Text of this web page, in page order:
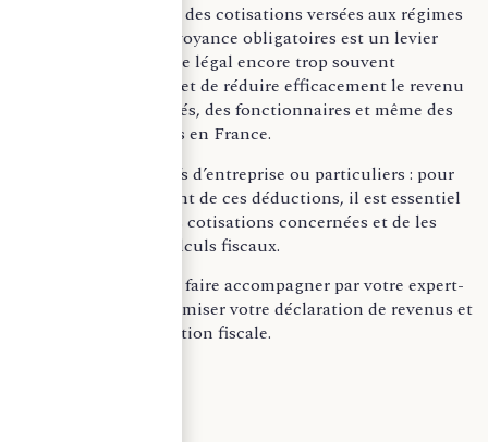
La déduction fiscale des cotisations versées aux régimes
de retraite et de prévoyance obligatoires est un levier
d’optimisation fiscale légal encore trop souvent
méconnu. Elle permet de réduire efficacement le revenu
imposable des salariés, des fonctionnaires et même des
travailleurs détachés en France.
Professionnels, chefs d’entreprise ou particuliers : pour
bénéficier pleinement de ces déductions, il est essentiel
de bien identifier les cotisations concernées et de les
intégrer dans vos calculs fiscaux.
N’hésitez pas à vous faire accompagner par votre expert-
comptable pour optimiser votre déclaration de revenus et
sécuriser votre situation fiscale.